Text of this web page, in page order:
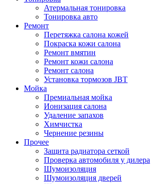
Атермальная тонировка
Тонировка авто
Ремонт
Перетяжка салона кожей
Покраска кожи салона
Ремонт вмятин
Ремонт кожи салона
Ремонт салона
Установка тормозов JBT
Мойка
Премиальная мойка
Ионизация салона
Удаление запахов
Химчистка
Чернение резины
Прочее
Защита радиатора сеткой
Проверка автомобиля у дилера
Шумоизоляция
Шумоизоляция дверей